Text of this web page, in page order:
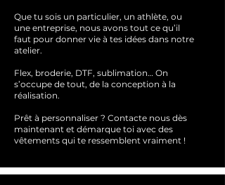
Que tu sois un particulier, un athlète, ou
une entreprise, nous avons tout ce qu’il
faut pour donner vie à tes idées dans notre
atelier.
Flex, broderie, DTF, sublimation… On
s’occupe de tout, de la conception à la
réalisation.
Prêt à personnaliser ? Contacte nous dès
maintenant et démarque toi avec des
vêtements qui te ressemblent vraiment !